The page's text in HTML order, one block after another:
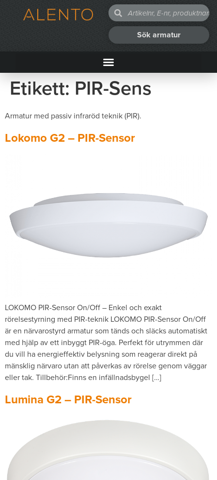
Sök armatur
Etikett:PIR-Sens
Armatur med passiv infraröd teknik (PIR).
Lokomo G2 – PIR-Sensor
LOKOMO PIR-Sensor On/Off – Enkel och exakt
rörelsestyrning med PIR-teknik LOKOMO PIR-Sensor On/Off
är en närvarostyrd armatur som tänds och släcks automatiskt
med hjälp av ett inbyggt PIR-öga. Perfekt för utrymmen där
du vill ha energieffektiv belysning som reagerar direkt på
mänsklig närvaro utan att påverkas av rörelse genom väggar
eller tak. Tillbehör:Finns en infällnadsbygel […]
Lumina G2 – PIR-Sensor